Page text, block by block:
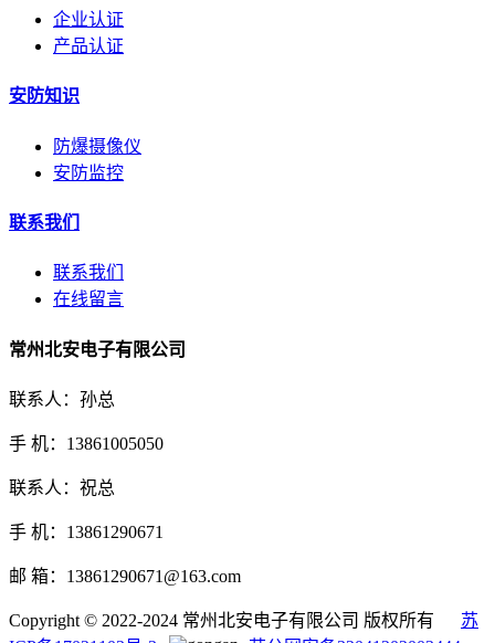
企业认证
产品认证
安防知识
防爆摄像仪
安防监控
联系我们
联系我们
在线留言
常州北安电子有限公司
联系人：孙总
手 机：13861005050
联系人：祝总
手 机：13861290671
邮 箱：13861290671@163.com
Copyright © 2022-2024 常州北安电子有限公司 版权所有 苏